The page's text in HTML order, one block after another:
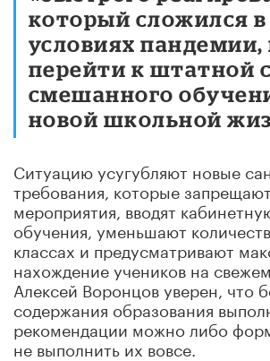
который сложился в
условиях пандемии,
перейти к штатной
смешанного
новой школьной
Ситуацию усугубляют новые
требования, которые
мероприятия, вводят
обучения, уменьшают
классах и предусматривают
нахождение учеников на
Алексей Воронцов уверен, что
содержания образования
рекомендации можно либо
не выполнить их вовсе.